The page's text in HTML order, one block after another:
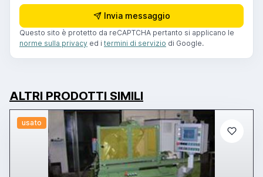
Invia messaggio
Questo sito è protetto da reCAPTCHA pertanto si applicano le
norme sulla privacy ed i termini di servizio di Google.
ALTRI PRODOTTI SIMILI
usato